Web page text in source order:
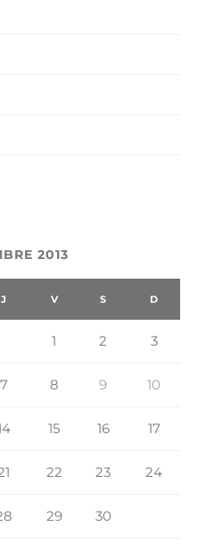
2013
J V S D
1 2 3
7 8 9 10
15 16 17
22 23 24
29 30